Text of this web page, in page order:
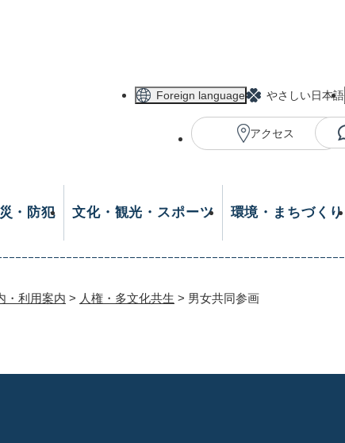
Foreign language やさしい日本語
アクセス
・防犯 文化・観光・スポーツ 環境・まちづくり
・利用案内 > 人権・多文化共生 > 男女共同参画